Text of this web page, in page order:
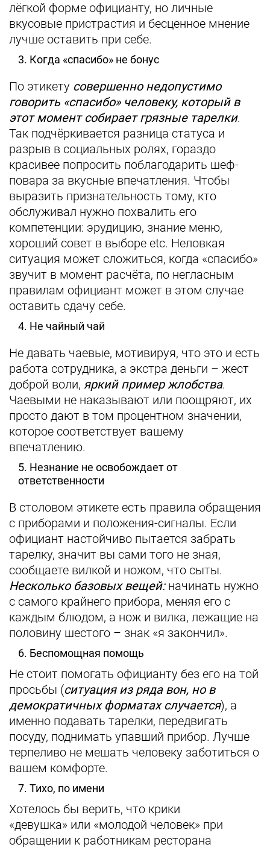
лёгкой форме официанту, но личные
вкусовые пристрастия и бесценное мнение
лучше оставить при себе.
3. Когда «спасибо» не бонус
По этикету совершенно недопустимо
говорить «спасибо» человеку, который в
этот момент собирает грязные тарелки.
Так подчёркивается разница статуса и
разрыв в социальных ролях, гораздо
красивее попросить поблагодарить шеф-
повара за вкусные впечатления. Чтобы
выразить признательность тому, кто
обслуживал нужно похвалить его
компетенции: эрудицию, знание меню,
хороший совет в выборе etc. Неловкая
ситуация может сложиться, когда «спасибо»
звучит в момент расчёта, по негласным
правилам официант может в этом случае
оставить сдачу себе.
4. Не чайный чай
Не давать чаевые, мотивируя, что это и есть
работа сотрудника, а экстра деньги – жест
доброй воли, яркий пример жлобства.
Чаевыми не наказывают или поощряют, их
просто дают в том процентном значении,
которое соответствует вашему
впечатлению.
5. Незнание не освобождает от
ответственности
В столовом этикете есть правила обращения
с приборами и положения-сигналы. Если
официант настойчиво пытается забрать
тарелку, значит вы сами того не зная,
сообщаете вилкой и ножом, что сыты.
Несколько базовых вещей:начинать нужно
с самого крайнего прибора, меняя его с
каждым блюдом, а нож и вилка, лежащие на
половину шестого – знак «я закончил».
6. Беспомощная помощь
Не стоит помогать официанту без его на той
просьбы (ситуация из ряда вон, но в
демократичных форматах случается), а
именно подавать тарелки, передвигать
посуду, поднимать упавший прибор. Лучше
терпеливо не мешать человеку заботиться о
вашем комфорте.
7. Тихо, по имени
Хотелось бы верить, что крики
«девушка» или «молодой человек» при
обращении к работникам ресторана